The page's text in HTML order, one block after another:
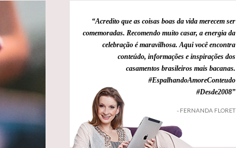
“Acredito que as coisas boas da vida merecem ser
comemoradas. Recomendo muito casar, a energia da
celebração é maravilhosa. Aqui você encontra
conteúdo, informações e inspirações dos
casamentos brasileiros mais bacanas.
#EspalhandoAmoreConteudo
#Desde2008”
- FERNANDA FLORET